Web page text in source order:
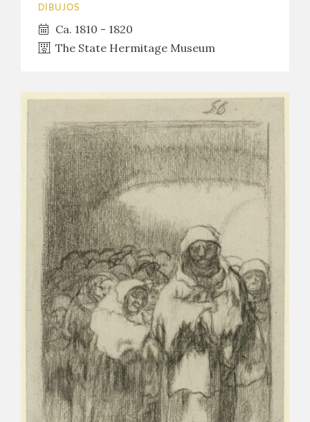
DIBUJOS
Ca. 1810 - 1820
The State Hermitage Museum